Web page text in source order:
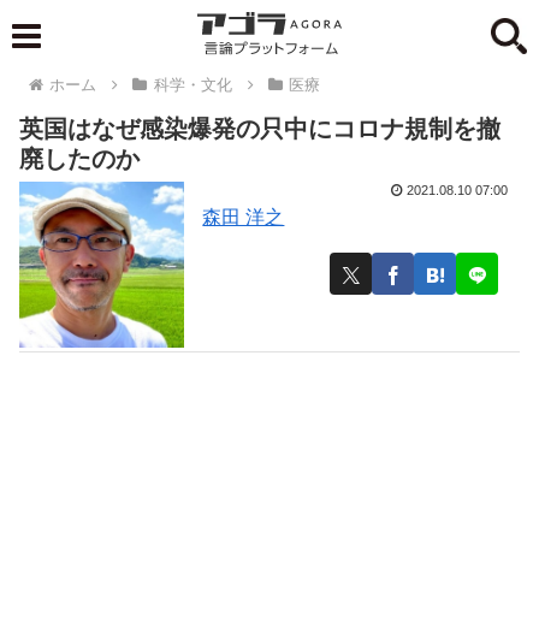
ホーム 科学・文化 医療
英国はなぜ感染爆発の只中にコロナ規制を撤
廃したのか
森田 洋之
2021.08.10 07:00